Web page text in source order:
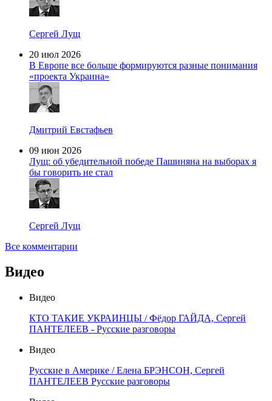
Сергей Лущ
20 июл 2026
В Европе все больше формируются разные понимания
«проекта Украина»
Дмитрий Евстафьев
09 июн 2026
Лущ: об убедительной победе Пашиняна на выборах я
бы говорить не стал
Сергей Лущ
Все комментарии
Видео
Видео
КТО ТАКИЕ УКРАИНЦЫ / Фёдор ГАЙДА, Сергей
ПАНТЕЛЕЕВ - Русские разговоры
Видео
Русские в Америке / Елена БРЭНСОН, Сергей
ПАНТЕЛЕЕВ Русские разговоры